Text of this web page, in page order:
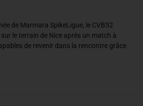
de Marmara SpikeLigue, le CVB52
sur le terrain de Nice après un match à
de revenir dans la rencontre grâce